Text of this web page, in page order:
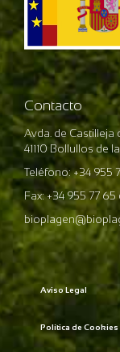
Contacto
Avda. de Castilleja
41110 Bollullos de
Teléfono: +34 955
Fax: +34 955 77 65
Aviso Legal
Política de Cookies